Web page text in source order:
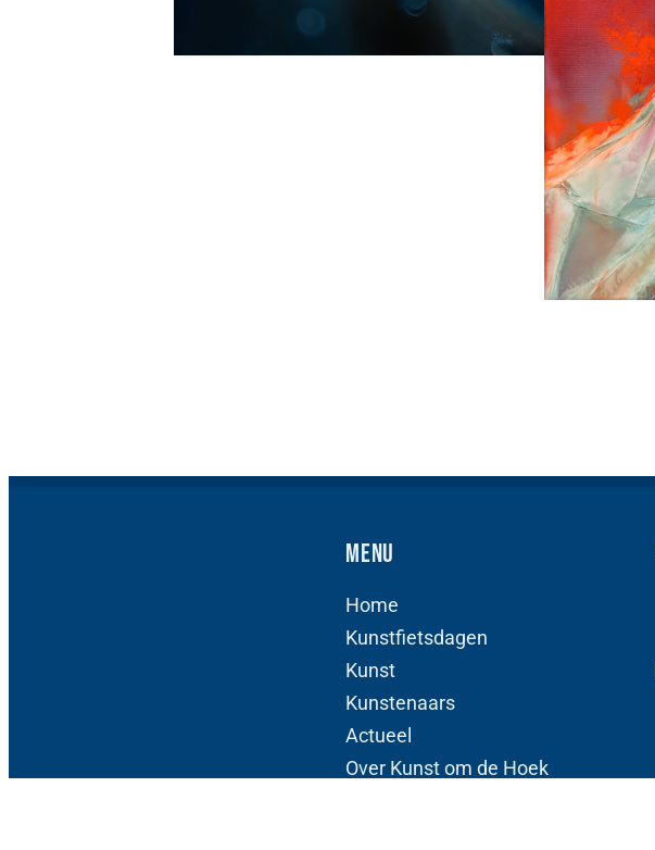
Menu
Home
Kunstfietsdagen
Kunst
Kunstenaars
Actueel
Over Kunst om de Hoek